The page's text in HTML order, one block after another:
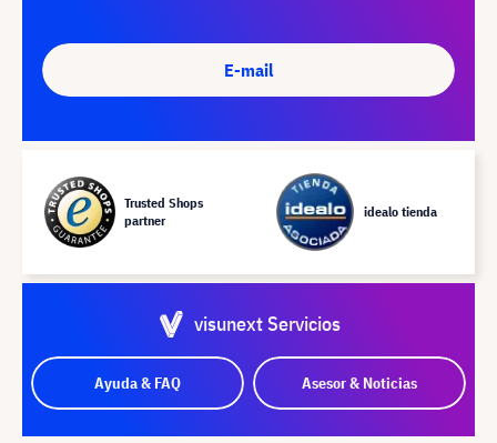
E-mail
Trusted Shops
partner
idealo tienda
visunext Servicios
Ayuda & FAQ Asesor & Noticias